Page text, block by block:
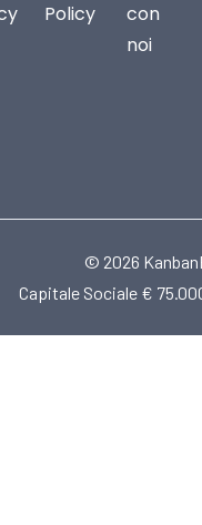
Policy
con
noi
© 2026
Capitale Sociale €